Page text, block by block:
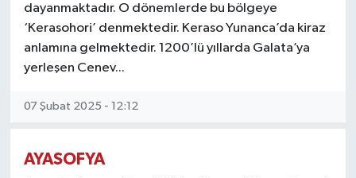
dayanmaktadır. O dönemlerde bu bölgeye
‘Kerasohori’ denmektedir. Keraso Yunanca’da kiraz
anlamına gelmektedir. 1200’lü yıllarda Galata’ya
yerleşen Cenev...
07 Şubat 2025 - 12:12
AYASOFYA